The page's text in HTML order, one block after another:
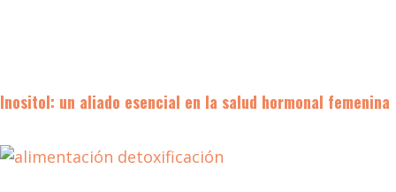
Inositol: un aliado esencial en la salud hormonal femenina